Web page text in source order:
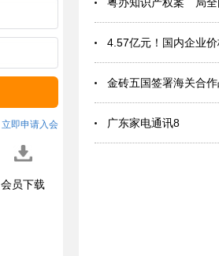
立即申请入会
会员下载
4.57亿元！国内企业
金砖五国签署海关合
广东家电通讯8